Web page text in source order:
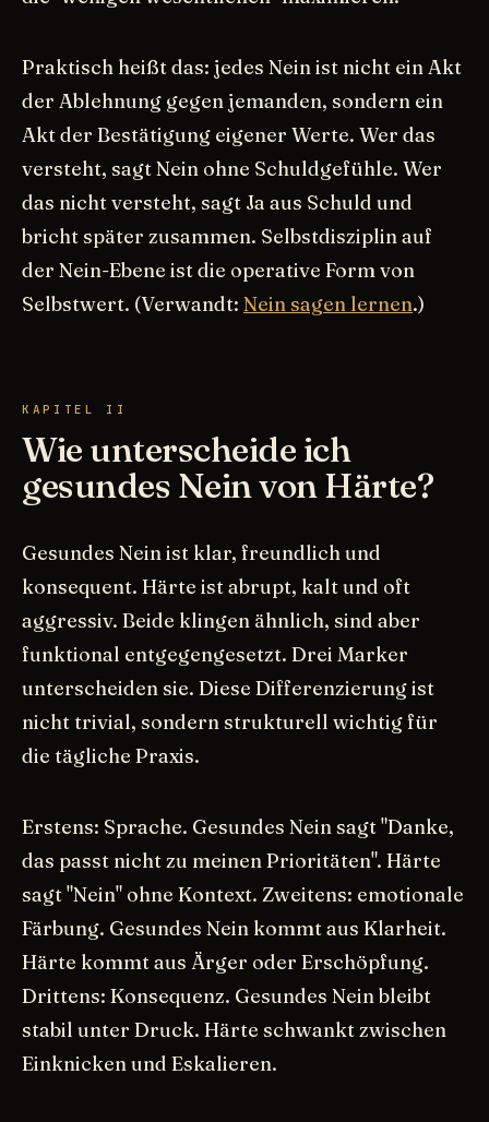
Praktisch heißt das: jedes Nein ist nicht ein Akt
der Ablehnung gegen jemanden, sondern ein
Akt der Bestätigung eigener Werte. Wer das
versteht, sagt Nein ohne Schuldgefühle. Wer
das nicht versteht, sagt Ja aus Schuld und
bricht später zusammen. Selbstdisziplin auf
der Nein-Ebene ist die operative Form von
Selbstwert. (Verwandt: Nein sagen lernen.)
KAPITEL II
Wie unterscheide ich
gesundes Nein von Härte?
Gesundes Nein ist klar, freundlich und
konsequent. Härte ist abrupt, kalt und oft
aggressiv. Beide klingen ähnlich, sind aber
funktional entgegengesetzt. Drei Marker
unterscheiden sie. Diese Differenzierung ist
nicht trivial, sondern strukturell wichtig für
die tägliche Praxis.
Erstens: Sprache. Gesundes Nein sagt "Danke,
das passt nicht zu meinen Prioritäten". Härte
sagt "Nein" ohne Kontext. Zweitens: emotionale
Färbung. Gesundes Nein kommt aus Klarheit.
Härte kommt aus Ärger oder Erschöpfung.
Drittens: Konsequenz. Gesundes Nein bleibt
stabil unter Druck. Härte schwankt zwischen
Einknicken und Eskalieren.